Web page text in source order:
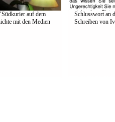
auf dem
mit den Medien
Schlusswort an
Schreiben von